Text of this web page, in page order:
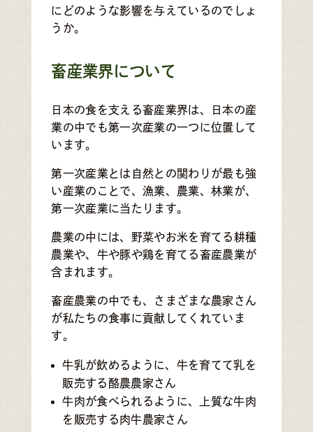
にどのような影響を与えているのでしょ
うか。
畜産業界について
日本の食を支える畜産業界は、日本の産
業の中でも第一次産業の一つに位置して
います。
第一次産業とは自然との関わりが最も強
い産業のことで、漁業、農業、林業が、
第一次産業に当たります。
農業の中には、野菜やお米を育てる耕種
農業や、牛や豚や鶏を育てる畜産農業が
含まれます。
畜産農業の中でも、さまざまな農家さん
が私たちの食事に貢献してくれていま
す。
牛乳が飲めるように、牛を育てて乳を
販売する酪農農家さん
牛肉が食べられるように、上質な牛肉
を販売する肉牛農家さん